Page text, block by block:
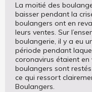
La moitié des
baisser pendant la
boulangers ont en
leurs ventes. Sur
boulangerie, il y a eu
période pendant
coronavirus étaient en
boulangers sont
ce qui ressort
Boulangers.